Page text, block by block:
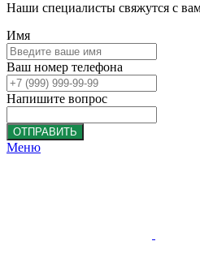
Наши специалисты свяжутся с
Имя
Ваш номер телефона
Напишите вопрос
ОТПРАВИТЬ
Меню